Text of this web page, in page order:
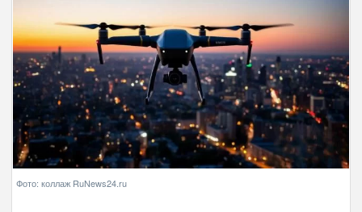
Фото: коллаж RuNews24.ru